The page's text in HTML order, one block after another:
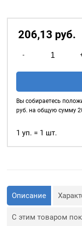
никель. Материал:
206,13 руб.
-
товара
Люверсы
(№2)
Premium
Вы собираетесь
руб. на общую сумму
1 уп. = 1 шт.
Описание
С этим товаром